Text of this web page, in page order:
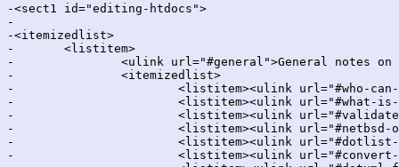
-<sect1 id="editing-htdocs">
-
-<itemizedlist>
-	<listitem>
-		<ulink url="#general">General notes on htdocs</ulink>
-		<itemizedlist>
-			<listitem><ulink url="#who-can-edit">Who can edit htdocs</ulink></listitem>
-			<listitem><ulink url="#what-is-required">What is required to edit htdocs</ulink></listitem>
-			<listitem><ulink url="#validate-html">Validate your HTML</ulink></listitem>
-			<listitem><ulink url="#netbsd-org">NetBSD.org naming scheme</ulink></listitem>
-			<listitem><ulink url="#dotlist-files">What are .list files?</ulink></listitem>
-			<listitem><ulink url="#convert-to-xml">Converting to XML</ulink></listitem>